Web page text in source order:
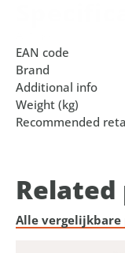
EAN code
Brand
Additional info
Weight (kg)
Recommended
Alle vergelijkbare